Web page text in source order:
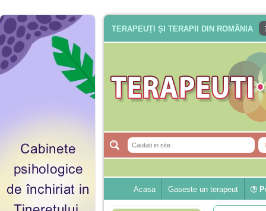
TERAPEUȚI ȘI TERAPII DIN ROMÂNIA
Acasa Gaseste un terapeut